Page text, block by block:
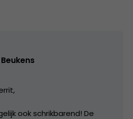
ook schrikbarend! De